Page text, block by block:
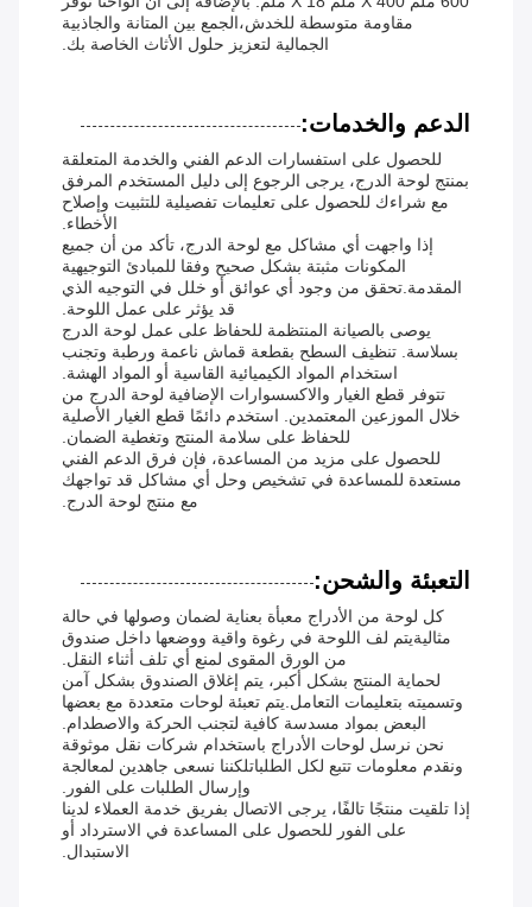
مقاومة متوسطة للخدش،الجمع بين المتانة والجاذبية
الجمالية لتعزيز حلول الأثاث الخاصة بك.
الدعم والخدمات:
للحصول على استفسارات الدعم الفني والخدمة المتعلقة
بمنتج لوحة الدرج، يرجى الرجوع إلى دليل المستخدم المرفق
مع شراءك للحصول على تعليمات تفصيلية للتثبيت وإصلاح
الأخطاء.
إذا واجهت أي مشاكل مع لوحة الدرج، تأكد من أن جميع
المكونات مثبتة بشكل صحيح وفقا للمبادئ التوجيهية
المقدمة.تحقق من وجود أي عوائق أو خلل في التوجيه الذي
قد يؤثر على عمل اللوحة.
يوصى بالصيانة المنتظمة للحفاظ على عمل لوحة الدرج
بسلاسة. تنظيف السطح بقطعة قماش ناعمة ورطبة وتجنب
استخدام المواد الكيميائية القاسية أو المواد الهشة.
تتوفر قطع الغيار والاكسسوارات الإضافية لوحة الدرج من
خلال الموزعين المعتمدين. استخدم دائمًا قطع الغيار الأصلية
للحفاظ على سلامة المنتج وتغطية الضمان.
للحصول على مزيد من المساعدة، فإن فرق الدعم الفني
مستعدة للمساعدة في تشخيص وحل أي مشاكل قد تواجهك
مع منتج لوحة الدرج.
التعبئة والشحن:
كل لوحة من الأدراج معبأة بعناية لضمان وصولها في حالة
مثاليةيتم لف اللوحة في رغوة واقية ووضعها داخل صندوق
من الورق المقوى لمنع أي تلف أثناء النقل.
لحماية المنتج بشكل أكبر، يتم إغلاق الصندوق بشكل آمن
وتسميته بتعليمات التعامل.يتم تعبئة لوحات متعددة مع بعضها
البعض بمواد مسدسة كافية لتجنب الحركة والاصطدام.
نحن نرسل لوحات الأدراج باستخدام شركات نقل موثوقة
ونقدم معلومات تتبع لكل الطلباتلكننا نسعى جاهدين لمعالجة
وإرسال الطلبات على الفور.
إذا تلقيت منتجًا تالفًا، يرجى الاتصال بفريق خدمة العملاء لدينا
على الفور للحصول على المساعدة في الاسترداد أو
الاستبدال.